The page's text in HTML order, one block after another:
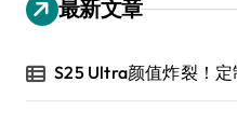
最新文章
S25 Ultra颜值炸裂！